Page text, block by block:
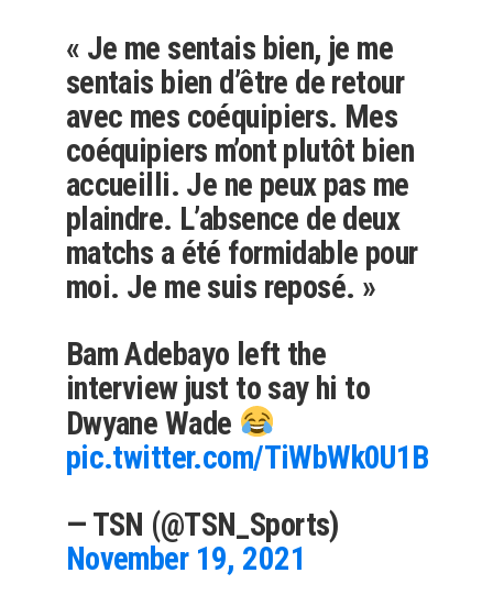
« Je me sentais bien, je me
sentais bien d’être de retour
avec mes coéquipiers. Mes
coéquipiers m’ont plutôt bien
accueilli. Je ne peux pas me
plaindre. L’absence de deux
matchs a été formidable pour
moi. Je me suis reposé. »
Bam Adebayo left the
interview just to say hi to
Dwyane Wade
pic.twitter.com/TiWbWk0U1B
— TSN (@TSN_Sports)
November 19, 2021